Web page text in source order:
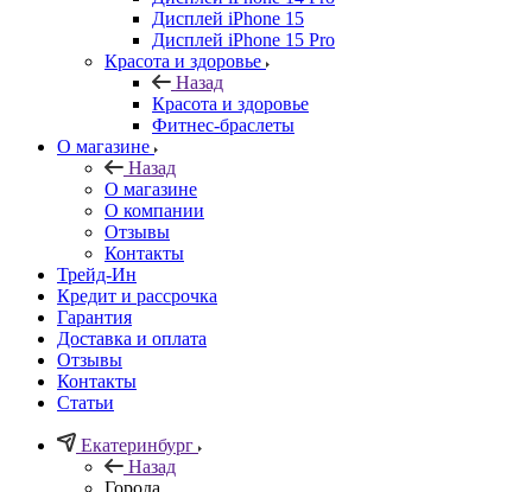
Дисплей iPhone 15
Дисплей iPhone 15 Pro
Красота и здоровье
Назад
Красота и здоровье
Фитнес-браслеты
О магазине
Назад
О магазине
О компании
Отзывы
Контакты
Трейд-Ин
Кредит и рассрочка
Гарантия
Доставка и оплата
Отзывы
Контакты
Статьи
Екатеринбург
Назад
Города